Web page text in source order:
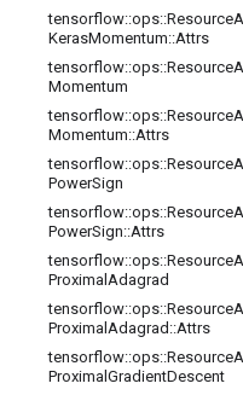
tensorflow::ops::Resource
KerasMomentum::Attrs
tensorflow::ops::Resource
Momentum
tensorflow::ops::Resource
Momentum::Attrs
tensorflow::ops::Resource
PowerSign
tensorflow::ops::Resource
PowerSign::Attrs
tensorflow::ops::Resource
Proximal Adagrad
tensorflow::ops::Resource
Proximal Adagrad ::Attrs
tensorflow::ops::Resource
Proximal GradientDescent